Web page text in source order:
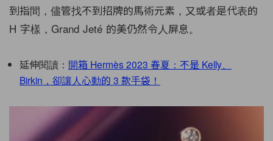
到指間，儘管找不到招牌的馬術元素，又或者是代表的
H 字樣，Grand Jeté 的美仍然令人屏息。
延伸閱讀： 開箱 Hermès 2023 春夏：不是 Kelly、
Birkin，卻讓人心動的 3 款手袋！